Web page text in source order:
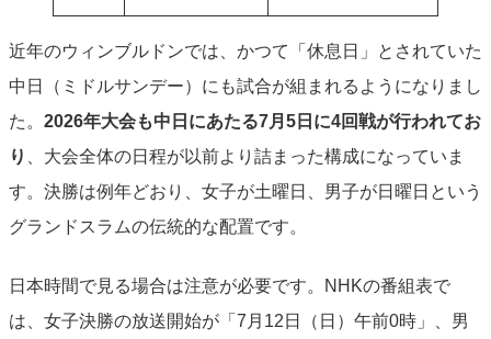
近年のウィンブルドンでは、かつて「休息日」とされていた
中日（ミドルサンデー）にも試合が組まれるようになりまし
た。 2026年大会も中日にあたる7月5日に4回戦が行われてお
り
、大会全体の日程が以前より詰まった構成になっていま
す。決勝は例年どおり、女子が土曜日、男子が日曜日という
グランドスラムの伝統的な配置です。
日本時間で見る場合は注意が必要です。NHKの番組表で
は、女子決勝の放送開始が「7月12日（日）午前0時」、男